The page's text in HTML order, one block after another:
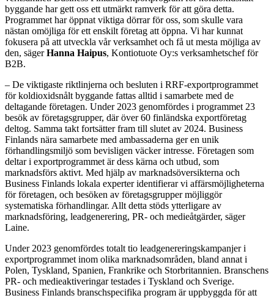
byggande har gett oss ett utmärkt ramverk för att göra detta.
Programmet har öppnat viktiga dörrar för oss, som skulle vara
nästan omöjliga för ett enskilt företag att öppna. Vi har kunnat
fokusera på att utveckla vår verksamhet och få ut mesta möjliga av
den, sägerHanna Haipus, Kontiotuote Oy:s verksamhetschef för
B2B.
– De viktigaste riktlinjerna och besluten i RRF-exportprogrammet
för koldioxidsnålt byggande fattas alltid i samarbete med de
deltagande företagen. Under 2023 genomfördes i programmet 23
besök av företagsgrupper, där över 60 finländska exportföretag
deltog. Samma takt fortsätter fram till slutet av 2024. Business
Finlands nära samarbete med ambassaderna ger en unik
förhandlingsmiljö som bevisligen väcker intresse. Företagen som
deltar i exportprogrammet är dess kärna och utbud, som
marknadsförs aktivt. Med hjälp av marknadsöversikterna och
Business Finlands lokala experter identifierar vi affärsmöjligheterna
för företagen, och besöken av företagsgrupper möjliggör
systematiska förhandlingar. Allt detta stöds ytterligare av
marknadsföring, leadgenerering, PR- och medieåtgärder, säger
Laine.
Under 2023 genomfördes totalt tio leadgenereringskampanjer i
exportprogrammet inom olika marknadsområden, bland annat i
Polen, Tyskland, Spanien, Frankrike och Storbritannien. Branschens
PR- och medieaktiveringar testades i Tyskland och Sverige.
Business Finlands branschspecifika program är uppbyggda för att